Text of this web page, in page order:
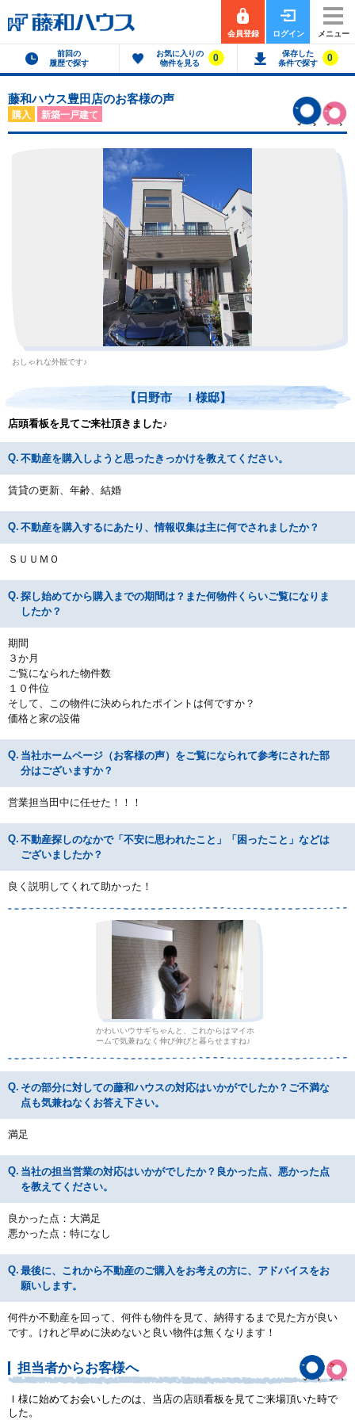
会員登録 ログイン メニュー
前回の
履歴で探す
お気に入りの
物件を見る
0
保存した
条件で探す
0
藤和ハウス豊田店のお客様の声
購入 新築一戸建て
おしゃれな外観です♪
【日野市 Ｉ様邸】
店頭看板を見てご来社頂きました♪
不動産を購入しようと思ったきっかけを教えてください。
賃貸の更新、年齢、結婚
不動産を購入するにあたり、情報収集は主に何でされましたか？
ＳＵＵＭＯ
探し始めてから購入までの期間は？また何物件くらいご覧になりま
したか？
期間
３か月
ご覧になられた物件数
１０件位
そして、この物件に決められたポイントは何ですか？
価格と家の設備
当社ホームページ（お客様の声）をご覧になられて参考にされた部
分はございますか？
営業担当田中に任せた！！！
不動産探しのなかで「不安に思われたこと」「困ったこと」などは
ございましたか？
良く説明してくれて助かった！
かわいいウサギちゃんと、これからはマイホ
ームで気兼ねなく伸び伸びと暮らせますね♪
その部分に対しての藤和ハウスの対応はいかがでしたか？ご不満な
点も気兼ねなくお答え下さい。
満足
当社の担当営業の対応はいかがでしたか？良かった点、悪かった点
を教えてください。
良かった点：大満足
悪かった点：特になし
最後に、これから不動産のご購入をお考えの方に、アドバイスをお
願いします。
何件か不動産を回って、何件も物件を見て、納得するまで見た方が良い
です。けれど早めに決めないと良い物件は無くなります！
担当者からお客様へ
Ｉ様に始めてお会いしたのは、当店の店頭看板を見てご来場頂いた時で
した。